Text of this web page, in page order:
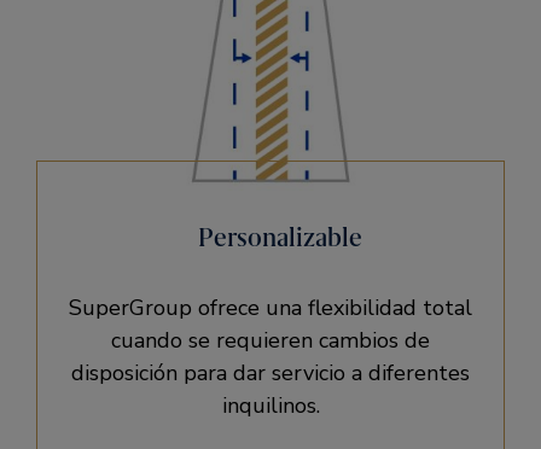
Personalizable
SuperGroup ofrece una flexibilidad total
cuando se requieren cambios de
disposición para dar servicio a diferentes
inquilinos.